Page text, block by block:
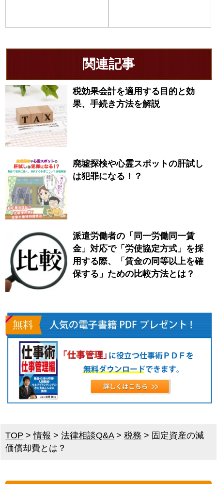
関連記事
税効果会計を適用する目的と効
果、手続き方法を解説
廃墟探検や心霊スポットの肝試し
は犯罪になる！？
派遣労働者の「同一労働同一賃
金」対応で「労使協定方式」を採
用する際、「賃金の同等以上を確
保する」ための比較方法とは？
TOP >情報 >法律相談Q&A>税務 > 固定資産の減
価償却費とは？